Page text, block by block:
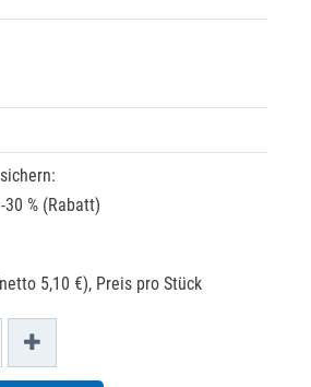
-30 % (Rabatt)
5,10 €), Preis pro Stück